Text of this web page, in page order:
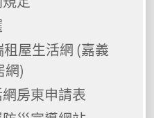
屋生活網 (嘉義
網)
房東申請表